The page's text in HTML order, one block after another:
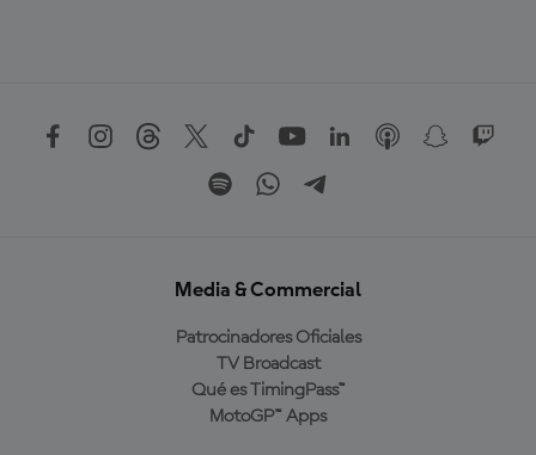
Media & Commercial
Patrocinadores Oficiales
TV Broadcast
Qué es TimingPass™
MotoGP™ Apps